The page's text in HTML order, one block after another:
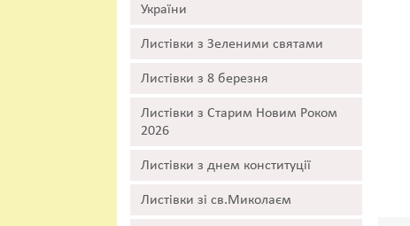
України
Листівки з Зеленими святами
Листівки з 8 березня
Листівки з Старим Новим Роком
2026
Листівки з днем конституції
Листівки зі св.Миколаєм